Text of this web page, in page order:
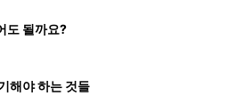
도 될까요?
해야 하는 것들